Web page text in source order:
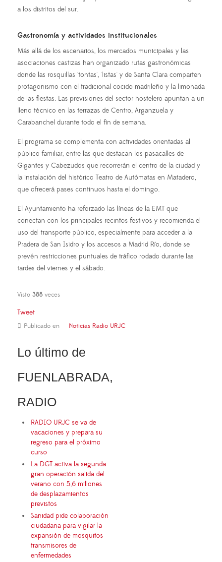
a los distritos del sur.
Gastronomía y actividades institucionales
Más allá de los escenarios, los mercados municipales y las
asociaciones castizas han organizado rutas gastronómicas
donde las rosquillas 'tontas', 'listas' y de Santa Clara comparten
protagonismo con el tradicional cocido madrileño y la limonada
de las fiestas. Las previsiones del sector hostelero apuntan a un
lleno técnico en las terrazas de Centro, Arganzuela y
Carabanchel durante todo el fin de semana.
El programa se complementa con actividades orientadas al
público familiar, entre las que destacan los pasacalles de
Gigantes y Cabezudos que recorrerán el centro de la ciudad y
la instalación del histórico Teatro de Autómatas en Matadero,
que ofrecerá pases continuos hasta el domingo.
El Ayuntamiento ha reforzado las líneas de la EMT que
conectan con los principales recintos festivos y recomienda el
uso del transporte público, especialmente para acceder a la
Pradera de San Isidro y los accesos a Madrid Río, donde se
prevén restricciones puntuales de tráfico rodado durante las
tardes del viernes y el sábado.
Visto 388 veces
Tweet
Publicado en Noticias Radio URJC
Lo último de
FUENLABRADA,
RADIO
RADIO URJC se va de
vacaciones y prepara su
regreso para el próximo
curso
La DGT activa la segunda
gran operación salida del
verano con 5,6 millones
de desplazamientos
previstos
Sanidad pide colaboración
ciudadana para vigilar la
expansión de mosquitos
transmisores de
enfermedades